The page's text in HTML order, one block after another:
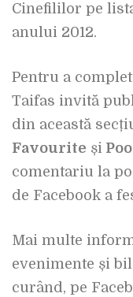
Cinefililor pe
anului 2012.
Pentru a
Taifas invită
din această
Favourite și
comentariu la
de Facebook a
Mai multe
evenimente și
curând, pe